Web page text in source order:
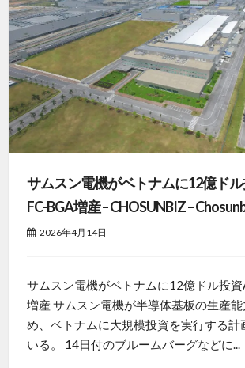
サムスン電機がベトナムに12億ド
FC-BGA増産 – CHOSUNBIZ –
2026年4月14日
サムスン電機がベトナムに12億ドル投
増産 サムスン電機が半導体基板の生産
め、ベトナムに大規模投資を実行する計
いる。 14日付のブルームバーグなどに...